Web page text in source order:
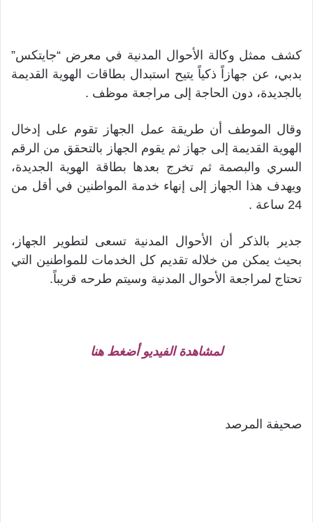
كشف ممثل وكالة الأحوال المدنية في معرض “جايتكس”
بدبي، عن جهازاً ذكياً يتيح استبدال بطاقات الهوية القديمة
بالجديدة، دون الحاجة إلى مراجعة موظف .
وقال الموطف أن طريقة عمل الجهاز تقوم على إدخال
الهوية القديمة إلى جهاز ثم يقوم الجهاز بالتحقق من الرقم
السري والبصمة ثم تخرج بعدها بطاقة الهوية الجديدة،
ويهدف هذا الجهاز إلى إنهاء خدمة المواطنين في أقل من
24 ساعة .
جدير بالذكر أن الأحوال المدنية تسعى لتطوير الجهاز،
بحيث يمكن من خلاله تقديم كل الخدمات للمواطنين التي
تحتاج لمراجعة الأحوال المدنية وسيتم طرحه قريباً.
لمشاهدة الفيديو أضغط هنا
صحيفة المرصد